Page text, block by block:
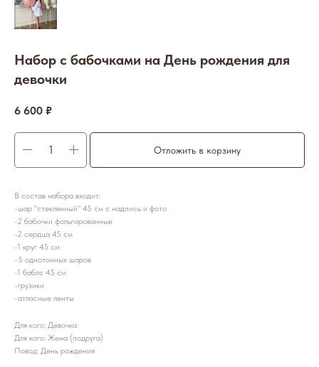
Набор с бабочками на День рождения для
девочки
6 600 ₽
Отложить в корзину
В состав набора входит:
-шар "стеклянный" 45 см с надпись и фото
-2 бабочки фольгированные
-2 сердца 45 см
-1 круг 45 см
-5 однотонных шаров
-1 баблс 45 см
-грузики
-атласные ленты
Для кого: Девочка
Для кого: Жена (подруга)
Повод: День рождения